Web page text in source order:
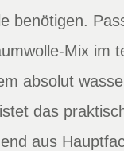
benötigen.
Mix im
absolut
das
aus